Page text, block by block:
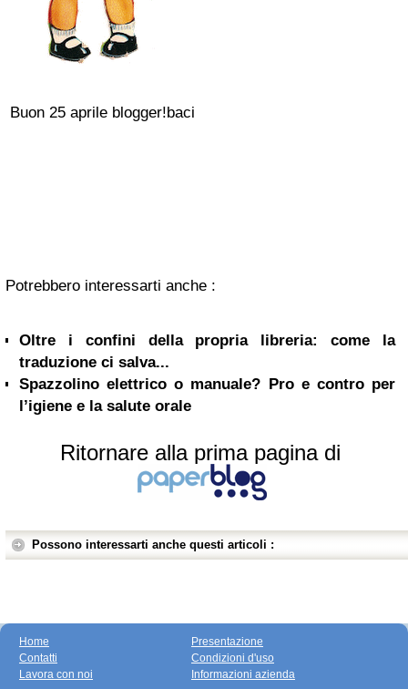
Buon 25 aprile blogger!baci
Potrebbero interessarti anche :
Oltre i confini della propria libreria: come la
traduzione ci salva...
Spazzolino elettrico o manuale? Pro e contro per
l’igiene e la salute orale
Ritornare alla prima pagina di
Possono interessarti anche questi articoli :
Home
Contatti
Lavora con noi
Presentazione
Condizioni d'uso
Informazioni azienda